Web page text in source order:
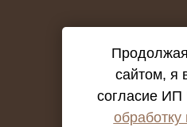
сайтом, я
согласие